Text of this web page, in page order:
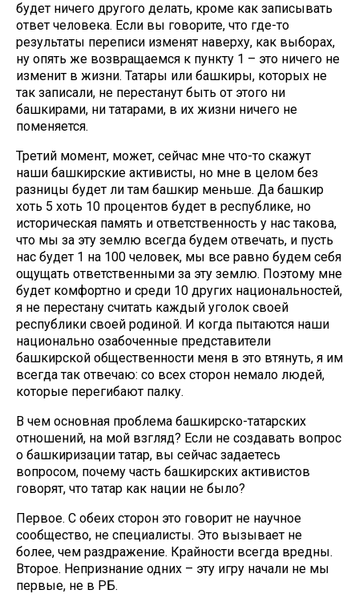
будет ничего другого делать, кроме как записывать
ответ человека. Если вы говорите, что где-то
результаты переписи изменят наверху, как выборах,
ну опять же возвращаемся к пункту 1 – это ничего не
изменит в жизни. Татары или башкиры, которых не
так записали, не перестанут быть от этого ни
башкирами, ни татарами, в их жизни ничего не
поменяется.
Третий момент, может, сейчас мне что-то скажут
наши башкирские активисты, но мне в целом без
разницы будет ли там башкир меньше. Да башкир
хоть 5 хоть 10 процентов будет в республике, но
историческая память и ответственность у нас такова,
что мы за эту землю всегда будем отвечать, и пусть
нас будет 1 на 100 человек, мы все равно будем себя
ощущать ответственными за эту землю. Поэтому мне
будет комфортно и среди 10 других национальностей,
я не перестану считать каждый уголок своей
республики своей родиной. И когда пытаются наши
национально озабоченные представители
башкирской общественности меня в это втянуть, я им
всегда так отвечаю: со всех сторон немало людей,
которые перегибают палку.
В чем основная проблема башкирско-татарских
отношений, на мой взгляд? Если не создавать вопрос
о башкиризации татар, вы сейчас задаетесь
вопросом, почему часть башкирских активистов
говорят, что татар как нации не было?
Первое. С обеих сторон это говорит не научное
сообщество, не специалисты. Это вызывает не
более, чем раздражение. Крайности всегда вредны.
Второе. Непризнание одних – эту игру начали не мы
первые, не в РБ.